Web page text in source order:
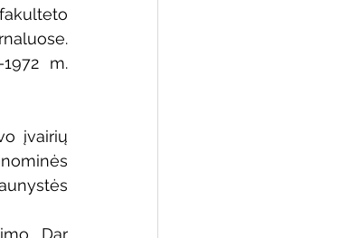
m.
įvairių
Dar